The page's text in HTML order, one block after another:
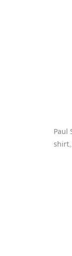
Paul
shirt